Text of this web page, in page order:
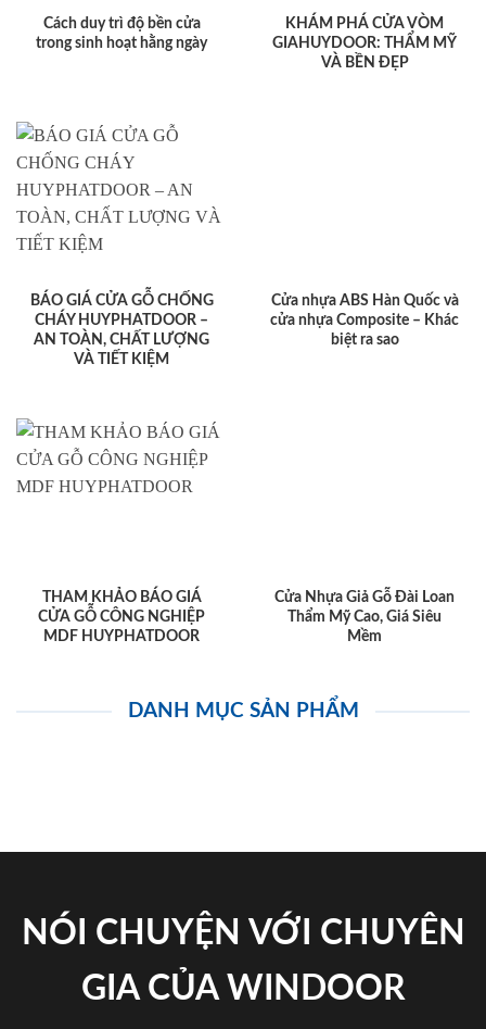
Cách duy trì độ bền cửa
trong sinh hoạt hằng ngày
KHÁM PHÁ CỬA VÒM
GIAHUYDOOR: THẨM MỸ
VÀ BỀN ĐẸP
BÁO GIÁ CỬA GỖ CHỐNG
CHÁY HUYPHATDOOR –
AN TOÀN, CHẤT LƯỢNG
VÀ TIẾT KIỆM
Cửa nhựa ABS Hàn Quốc và
cửa nhựa Composite – Khác
biệt ra sao
THAM KHẢO BÁO GIÁ
CỬA GỖ CÔNG NGHIỆP
MDF HUYPHATDOOR
Cửa Nhựa Giả Gỗ Đài Loan
Thẩm Mỹ Cao, Giá Siêu
Mềm
DANH MỤC SẢN PHẨM
NÓI CHUYỆN VỚI CHUYÊN
GIA CỦA WINDOOR